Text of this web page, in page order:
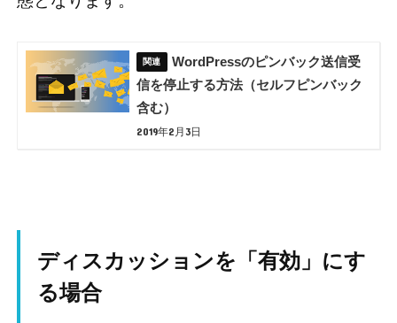
WordPressのピンバック送信受
信を停止する方法（セルフピンバック
含む）
2019年2月3日
ディスカッションを「有効」にす
る場合